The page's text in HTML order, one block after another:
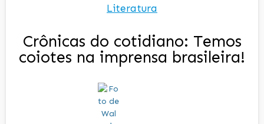
Literatura
Crônicas do cotidiano: Temos
coiotes na imprensa brasileira!